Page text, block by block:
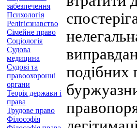
забезпечення
Психологія
Релігієзнавство
Сімейне право
Соціологія
Судова
медицина
Судові та
правоохоронні
органи
Теорія держави і
права
Трудове право
Філософія
подібних